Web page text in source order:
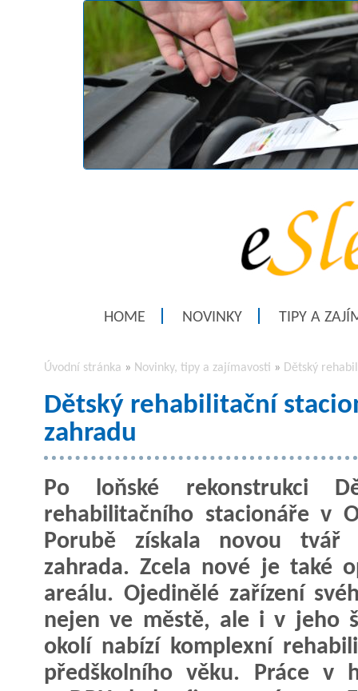
HOME NOVINKY TIPY A
Úvodní stránka » Novinky, tipy a zajímavosti » Dětský
Dětský rehabilitační
zahradu
Po loňské rekonstrukci
rehabilitačního stacionáře v
Porubě získala novou
zahrada. Zcela nové je také
areálu. Ojedinělé zařízení
nejen ve městě, ale i v jeho
okolí nabízí komplexní
předškolního věku. Práce v